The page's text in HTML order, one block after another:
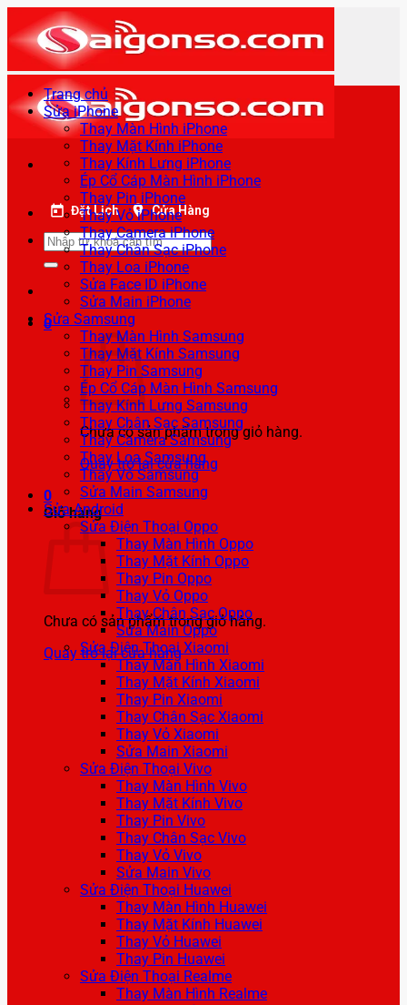
qua
nội
dung
Đặt Lịch Cửa Hàng
Tìm
kiếm:
0
Chưa có sản phẩm trong giỏ hàng.
Quay trở lại cửa hàng
0
Giỏ hàng
Chưa có sản phẩm trong giỏ hàng.
Quay trở lại cửa hàng
Trang chủ
Sửa iPhone
Thay Màn Hình iPhone
Thay Mặt Kính iPhone
Thay Kính Lưng iPhone
Ép Cổ Cáp Màn Hình iPhone
Thay Pin iPhone
Thay Vỏ iPhone
Thay Camera iPhone
Thay Chân Sạc iPhone
Thay Loa iPhone
Sửa Face ID iPhone
Sửa Main iPhone
Sửa Samsung
Thay Màn Hình Samsung
Thay Mặt Kính Samsung
Thay Pin Samsung
Ép Cổ Cáp Màn Hình Samsung
Thay Kính Lưng Samsung
Thay Chân Sạc Samsung
Thay Camera Samsung
Thay Loa Samsung
Thay Vỏ Samsung
Sửa Main Samsung
Sửa Android
Sửa Điện Thoại Oppo
Thay Màn Hình Oppo
Thay Mặt Kính Oppo
Thay Pin Oppo
Thay Vỏ Oppo
Thay Chân Sạc Oppo
Sửa Main Oppo
Sửa Điện Thoại Xiaomi
Thay Màn Hình Xiaomi
Thay Mặt Kính Xiaomi
Thay Pin Xiaomi
Thay Chân Sạc Xiaomi
Thay Vỏ Xiaomi
Sửa Main Xiaomi
Sửa Điện Thoại Vivo
Thay Màn Hình Vivo
Thay Mặt Kính Vivo
Thay Pin Vivo
Thay Chân Sạc Vivo
Thay Vỏ Vivo
Sửa Main Vivo
Sửa Điện Thoại Huawei
Thay Màn Hình Huawei
Thay Mặt Kính Huawei
Thay Vỏ Huawei
Thay Pin Huawei
Sửa Điện Thoại Realme
Thay Màn Hình Realme